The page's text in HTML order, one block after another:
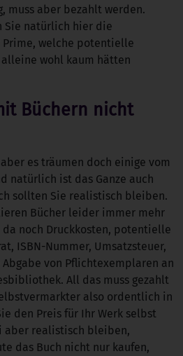
muss aber bezahlt werden.
Sie natürlich hier die
welche potentielle
wohl kaum hätten
Büchern nicht
es träumen doch einige vom
natürlich ist das Ganze auch
sollten Sie realistisch bleiben.
Bücher leider immer mehr
da noch Druckkosten, potentielle
ISBN-Nummer, Umsatzsteuer,
von Pflichtexemplaren an
All das muss gezahlt
also ordentlich in
den Preis für Ihr Werk selbst
aber realistisch bleiben,
das Buch nicht nur kaufen,